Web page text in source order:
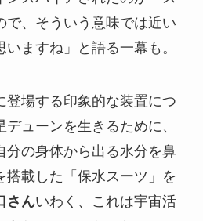
で、そういう意味では近い
ますね」と語る一幕も。
登場する印象的な装置につ
ューンを生きるために、
分の身体から出る水分を鼻
搭載した「保水スーツ」を
さんいわく、これは宇宙活